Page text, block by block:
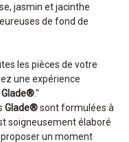
jasmin et jacinthe
de fond de
les pièces de votre
une expérience
Glade®."
Glade®sont formulées à
soigneusement élaboré
un moment